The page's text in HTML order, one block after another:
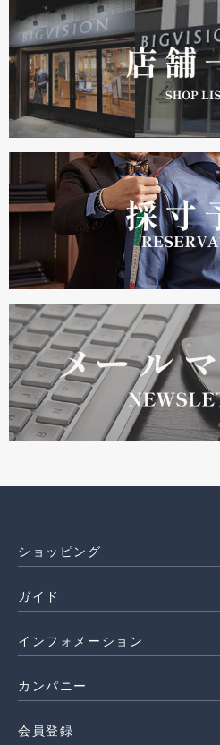
ショッピング
ガイド
インフォメーション
カンパニー
会員登録